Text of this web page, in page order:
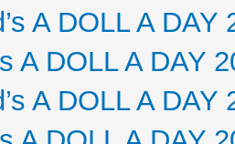
A DOLL A DAY
A DOLL A DAY
A DOLL A DAY